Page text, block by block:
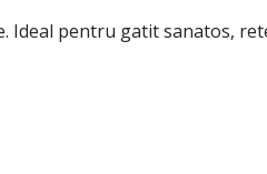
Ideal pentru gatit sanatos,